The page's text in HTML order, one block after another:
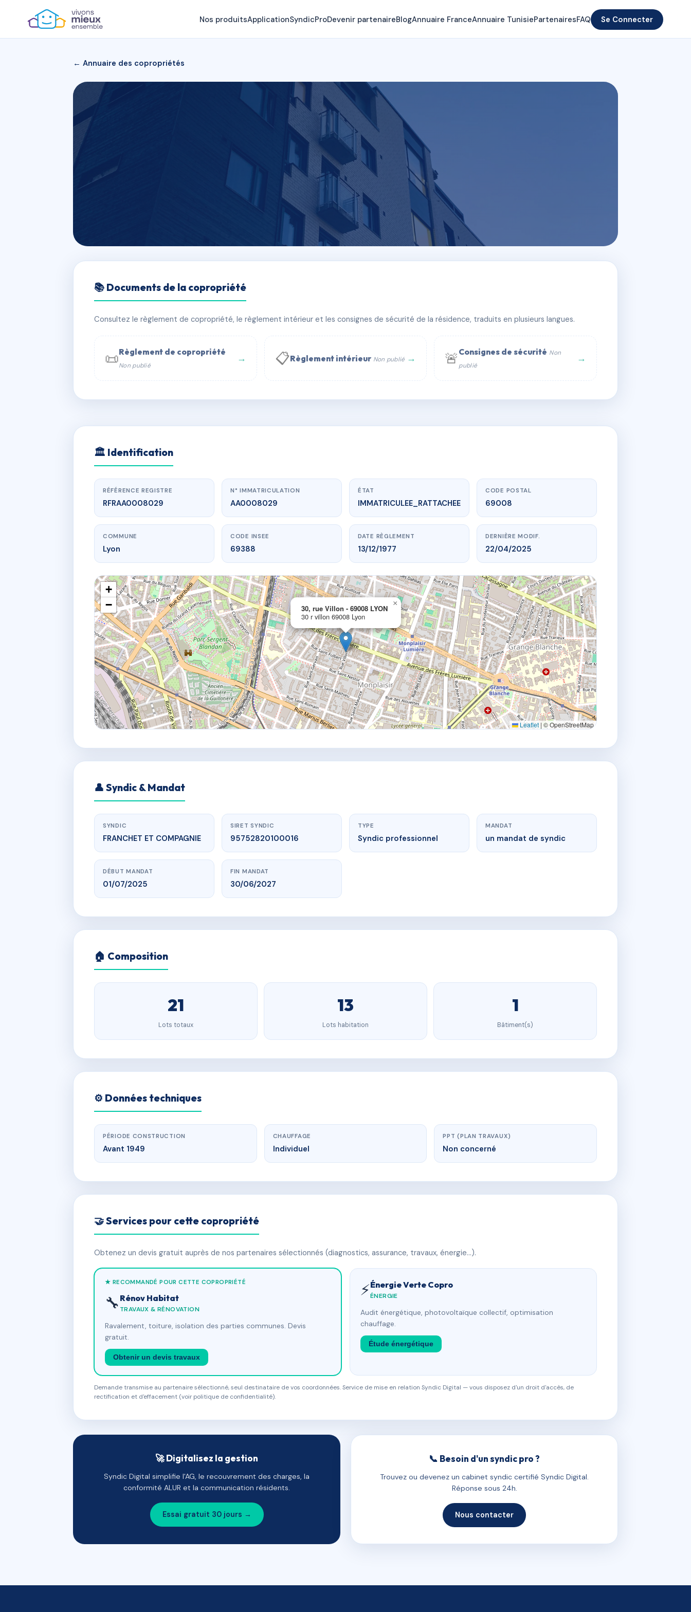
Nos produitsApplicationSyndicProDevenir partenaireBlogAnnuaire FranceAnnuaire TunisiePartenairesFAQ Se Connecter
← Annuaire des copropriétés
30, rue Villon - 69008 LYON
📍 30 r villon 69008 Lyon
📞 Contacter Syndic Digital 💬 WhatsApp
📚 Documents de la copropriété
Consultez le règlement de copropriété, le règlement intérieur et les consignes de sécurité de la résidence, traduits en plusieurs langues.
📜Règlement de copropriété
Non publié
→ 📋Règlement intérieur Non publié → 🚨 Consignes de sécurité Non
publié
→
AA0008029 🇫🇷
www.vme.plus/AA0008029
30, rue Villon - 69008 LYON
30 r villon69008 Lyon
🏛 Identification
RÉFÉRENCE REGISTRE
RFRAA0008029
N° IMMATRICULATION
AA0008029
ÉTAT
IMMATRICULEE_RATTACHEE
CODE POSTAL
69008
COMMUNE
Lyon
CODE INSEE
69388
DATE RÈGLEMENT
13/12/1977
DERNIÈRE MODIF.
22/04/2025
30, rue Villon - 69008 LYON
30 r villon 69008 Lyon
×
+
−
Leaflet | © OpenStreetMap
👤 Syndic & Mandat
SYNDIC
FRANCHET ET COMPAGNIE
SIRET SYNDIC
95752820100016
TYPE
Syndic professionnel
MANDAT
un mandat de syndic
DÉBUT MANDAT
01/07/2025
FIN MANDAT
30/06/2027
🏠 Composition
21
Lots totaux
13
Lots habitation
1
Bâtiment(s)
⚙️ Données techniques
PÉRIODE CONSTRUCTION
Avant 1949
CHAUFFAGE
Individuel
PPT (PLAN TRAVAUX)
Non concerné
🤝 Services pour cette copropriété
Obtenez un devis gratuit auprès de nos partenaires sélectionnés (diagnostics, assurance, travaux, énergie…).
★ RECOMMANDÉ POUR CETTE COPROPRIÉTÉ
🔧 Rénov Habitat
TRAVAUX & RÉNOVATION
Ravalement, toiture, isolation des parties communes. Devis
gratuit.
Obtenir un devis travaux
⚡Énergie Verte Copro
ÉNERGIE
Audit énergétique, photovoltaïque collectif, optimisation
chauffage.
Étude énergétique
Demande transmise au partenaire sélectionné, seul destinataire de vos coordonnées. Service de mise en relation Syndic Digital — vous disposez d'un droit d'accès, de
rectification et d'effacement (voir politique de confidentialité).
🚀 Digitalisez la gestion
Syndic Digital simplifie l'AG, le recouvrement des charges, la
conformité ALUR et la communication résidents.
Essai gratuit 30 jours →
📞 Besoin d'un syndic pro ?
Trouvez ou devenez un cabinet syndic certifié Syndic Digital.
Réponse sous 24h.
Nous contacter